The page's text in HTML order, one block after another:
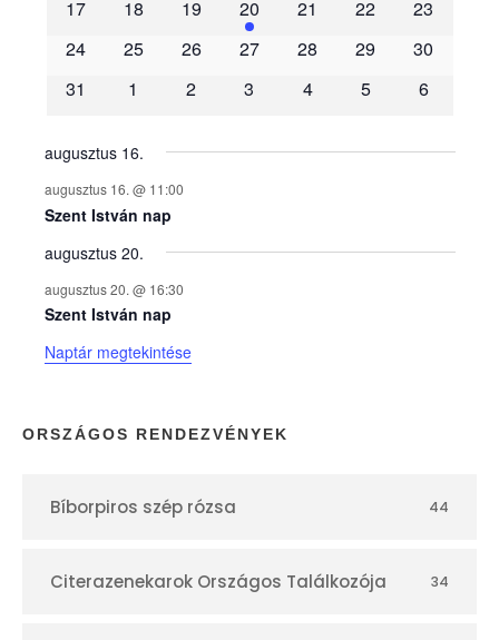
é
n
y
e
k
n
a
p
r
17
18 19 20 21 22
23
24
25 26 27 28 29
30
31
1 2 3 4 5 6
augusztus 16.
augusztus 16. @ 11:00
Szent István nap
augusztus 20.
augusztus 20. @ 16:30
Szent István nap
Naptár megtekintése
ORSZÁGOS RENDEZVÉNYEK
Bíborpiros szép rózsa 44
Citerazenekarok Országos Találkozója 34